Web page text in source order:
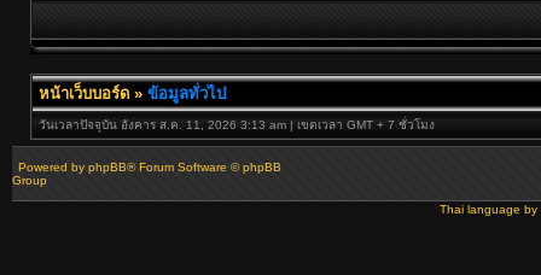
หน้าเว็บบอร์ด » ข้อมูลทั่วไป
วันเวลาปัจจุบัน อังคาร ส.ค. 11, 2026 3:13 am | เขตเวลา GMT + 7 ชั่วโมง
Powered by phpBB® Forum Software © phpBB
Group
Thai language by